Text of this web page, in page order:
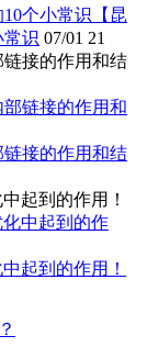
【昆
常识 07/01 21
链接的作用和结
链接的作用和结
起到的作用！
起到的作用！